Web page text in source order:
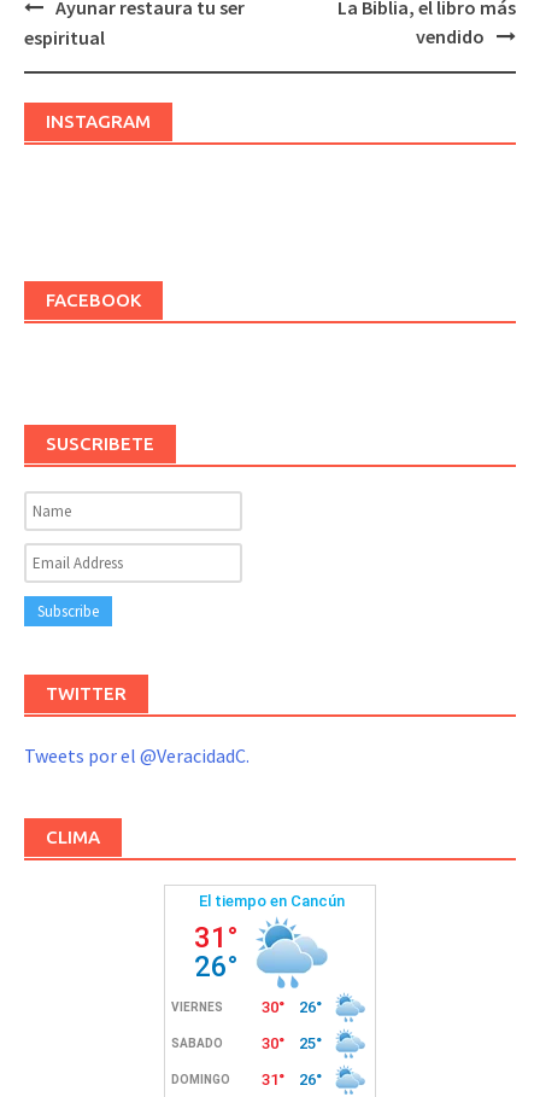
Post
navigation
Ayunar restaura tu ser
espiritual
La Biblia, el libro más
vendido
INSTAGRAM
FACEBOOK
SUSCRIBETE
TWITTER
Tweets por el @VeracidadC.
CLIMA